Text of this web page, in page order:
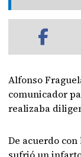
Alfonso
comunicador
realizaba
De acuerdo